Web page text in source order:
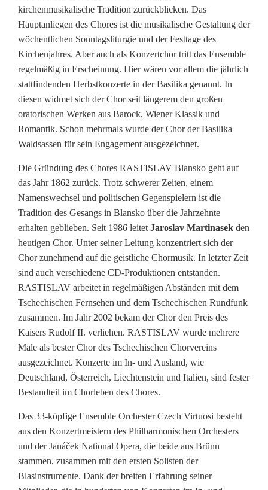
kirchenmusikalische Tradition zurückblicken. Das
Hauptanliegen des Chores ist die musikalische Gestaltung der
wöchentlichen Sonntagsliturgie und der Festtage des
Kirchenjahres. Aber auch als Konzertchor tritt das Ensemble
regelmäßig in Erscheinung. Hier wären vor allem die jährlich
stattfindenden Herbstkonzerte in der Basilika genannt. In
diesen widmet sich der Chor seit längerem den großen
oratorischen Werken aus Barock, Wiener Klassik und
Romantik. Schon mehrmals wurde der Chor der Basilika
Waldsassen für sein Engagement ausgezeichnet.
Die Gründung des Chores RASTISLAV Blansko geht auf
das Jahr 1862 zurück. Trotz schwerer Zeiten, einem
Namenswechsel und politischen Gegenspielern ist die
Tradition des Gesangs in Blansko über die Jahrzehnte
erhalten geblieben. Seit 1986 leitet Jaroslav Martinasek den
heutigen Chor. Unter seiner Leitung konzentriert sich der
Chor zunehmend auf die geistliche Chormusik. In letzter Zeit
sind auch verschiedene CD-Produktionen entstanden.
RASTISLAV arbeitet in regelmäßigen Abständen mit dem
Tschechischen Fernsehen und dem Tschechischen Rundfunk
zusammen. Im Jahr 2002 bekam der Chor den Preis des
Kaisers Rudolf II. verliehen. RASTISLAV wurde mehrere
Male als bester Chor des Tschechischen Chorvereins
ausgezeichnet. Konzerte im In- und Ausland, wie
Deutschland, Österreich, Liechtenstein und Italien, sind fester
Bestandteil im Chorleben des Chores.
Das 33-köpfige Ensemble Orchester Czech Virtuosi besteht
aus den Konzertmeistern des Philharmonischen Orchesters
und der Janáček National Opera, die beide aus Brünn
stammen, zusammen mit den ersten Solisten der
Blasinstrumente. Dank der breiten Erfahrung seiner